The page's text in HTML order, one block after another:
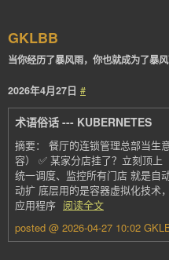
GKLBB
当你经历了暴风雨，你也就成为了暴
2026年4月27日 #
术语俗话 --- KUBERNETES
摘要： 餐厅的连锁管理总部当生
容） ✅ 某家分店挂了？立刻顶上
统一调度、监控所有门店 就是自
动扩 底层用的是容器虚拟化技术
应用程序 阅读全文
posted @ 2026-04-27 10:02